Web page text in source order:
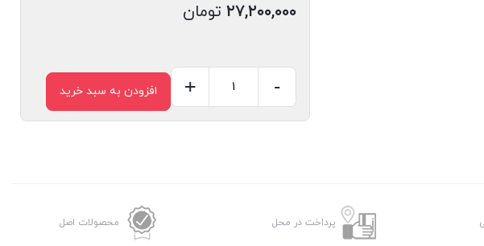
۲۷,۲۰۰,۰۰۰ تومان
AK238ES
-
+ افزودن به سبد خرید
پرداخت در محل محصولات اصل